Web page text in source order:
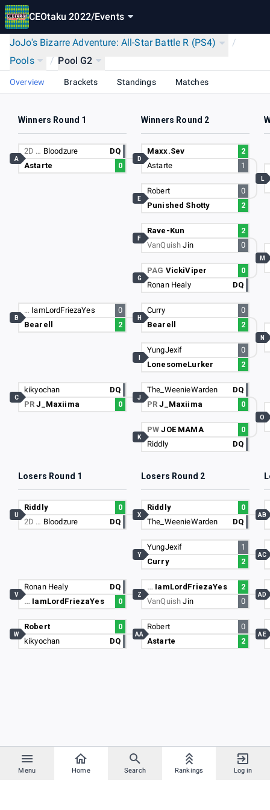
CEOtaku 2022/Events
Menu Home Search Rankings Log in
JoJo's Bizarre Adventure: All-Star Battle R (PS4)
/
Pools
/ Pool G2
Overview Brackets Standings Matches
Winners Round 1 Winners Round 2
2D … Bloodzure
DQ
Astarte
0
A
… IamLordFriezaYes
0
Bearell
2
B
kikyochan
DQ
PRJ_Maxiima 0
C
Maxx.Sev
2
Astarte
1
D
Robert
0
Punished Shotty
2
E
Rave-Kun
2
VanQuishJin 0
F
PAG VickiViper
0
Ronan Healy
DQ
G
Curry
0
Bearell
2
H
YungJexif
0
LonesomeLurker
2
The_WeenieWarden
DQ
PRJ_Maxiima 0
J
PWJOE MAMA
0
Riddly
DQ
K
L
M
N
O
Losers Round 1 Losers Round 2
Riddly
0
2D … Bloodzure DQ
U
Ronan Healy
DQ
… IamLordFriezaYes 0
V
Robert
0
kikyochan
DQ
W
Riddly
0
The_WeenieWarden
DQ
X
YungJexif
1
Curry
2
Y
… IamLordFriezaYes
2
VanQuishJin 0
Z
Robert
0
Astarte
2
AA
AB
AC
AD
AE